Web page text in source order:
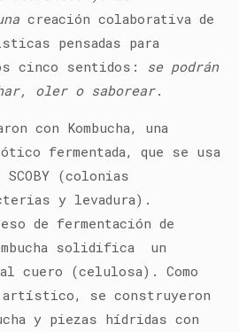
creación colaborativa de
pensadas para
cinco sentidos:
se podrán
oler o saborear.
con Kombucha, una
fermentada, que se usa
(colonias
y levadura).
de fermentación de
solidifica un
cuero (celulosa). Como
artístico, se construyeron
y piezas hídridas con